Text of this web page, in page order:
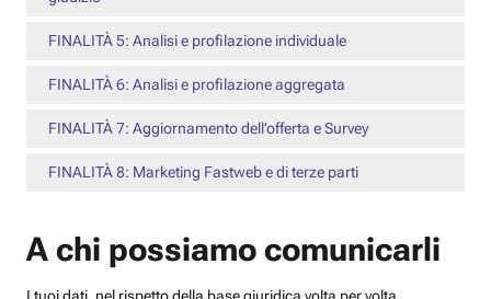
FINALITÀ 5: Analisi e profilazione individuale
FINALITÀ 6: Analisi e profilazione aggregata
FINALITÀ 7: Aggiornamento dell’offerta e Survey
FINALITÀ 8: Marketing Fastweb e di terze parti
A chi possiamo comunicarli